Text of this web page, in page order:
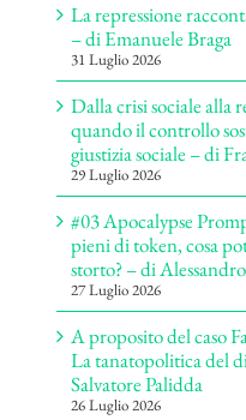
La repressione
– di Emanuele Braga
31 Luglio 2026
Dalla crisi sociale alla
quando il controllo
giustizia sociale – di
29 Luglio 2026
#03 Apocalypse
pieni di token, cosa
storto? – di
27 Luglio 2026
A proposito del caso
La tanatopolitica del
Salvatore Palidda
26 Luglio 2026